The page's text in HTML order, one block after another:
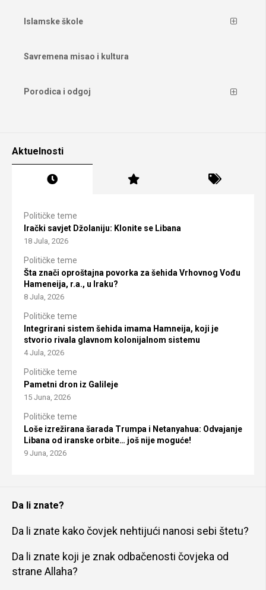
Islamske škole
Savremena misao i kultura
Porodica i odgoj
Aktuelnosti
Političke teme
Irački savjet Džolaniju: Klonite se Libana
18 Jula, 2026
Političke teme
Šta znači oproštajna povorka za šehida Vrhovnog Vođu
Hameneija, r.a., u Iraku?
8 Jula, 2026
Političke teme
Integrirani sistem šehida imama Hamneija, koji je
stvorio rivala glavnom kolonijalnom sistemu
4 Jula, 2026
Političke teme
Pametni dron iz Galileje
15 Juna, 2026
Političke teme
Loše izrežirana šarada Trumpa i Netanyahua: Odvajanje
Libana od iranske orbite… još nije moguće!
9 Juna, 2026
Da li znate?
Da li znate kako čovjek nehtijući nanosi sebi štetu?
Da li znate koji je znak odbačenosti čovjeka od
strane Allaha?